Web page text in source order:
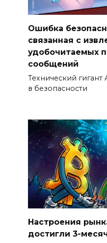
Ошибка
связанная с
удобочитаемых
сообщений
Технический
в безопасности
Настроения
достигли 3-